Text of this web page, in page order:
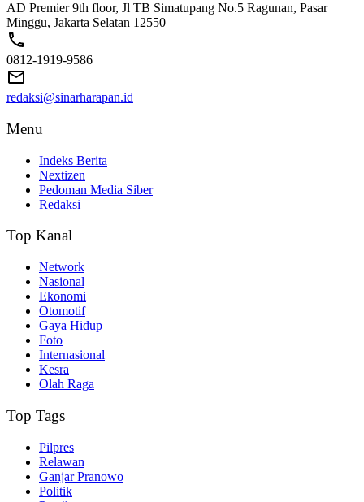
AD Premier 9th floor, Jl TB Simatupang No.5 Ragunan, Pasar
Minggu, Jakarta Selatan 12550
0812-1919-9586
redaksi@sinarharapan.id
Menu
Indeks Berita
Nextizen
Pedoman Media Siber
Redaksi
Top Kanal
Network
Nasional
Ekonomi
Otomotif
Gaya Hidup
Foto
Internasional
Kesra
Olah Raga
Top Tags
Pilpres
Relawan
Ganjar Pranowo
Politik